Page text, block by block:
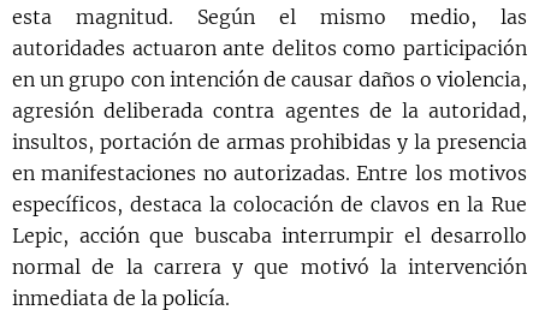
esta magnitud. Según el mismo medio, las
autoridades actuaron ante delitos como participación
en un grupo con intención de causar daños o violencia,
agresión deliberada contra agentes de la autoridad,
insultos, portación de armas prohibidas y la presencia
en manifestaciones no autorizadas. Entre los motivos
específicos, destaca la colocación de clavos en la Rue
Lepic, acción que buscaba interrumpir el desarrollo
normal de la carrera y que motivó la intervención
inmediata de la policía.